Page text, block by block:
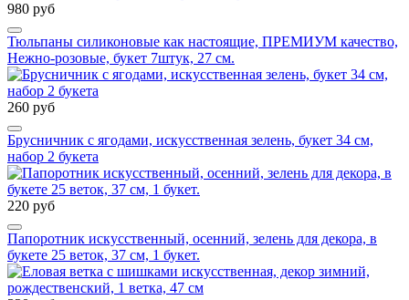
980 руб
Тюльпаны силиконовые как настоящие, ПРЕМИУМ качество,
Нежно-розовые, букет 7штук, 27 см.
260 руб
Брусничник с ягодами, искусственная зелень, букет 34 см,
набор 2 букета
220 руб
Папоротник искусственный, осенний, зелень для декора, в
букете 25 веток, 37 см, 1 букет.